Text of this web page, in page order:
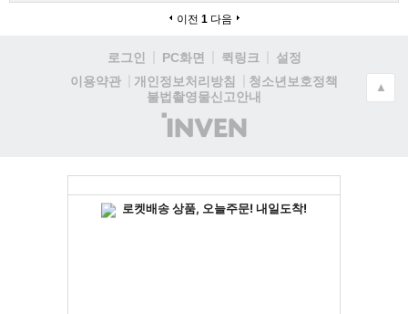
이전 1 다음
로그인 PC화면 퀵링크
설정
이용약관
개인정보처리방침
청소년보호정책
불법촬영물신고안내
(주)
인
▲